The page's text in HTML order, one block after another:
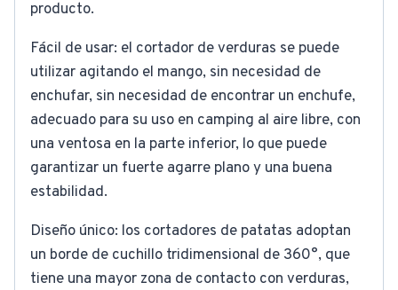
producto.
Fácil de usar: el cortador de verduras se puede
utilizar agitando el mango, sin necesidad de
enchufar, sin necesidad de encontrar un enchufe,
adecuado para su uso en camping al aire libre, con
una ventosa en la parte inferior, lo que puede
garantizar un fuerte agarre plano y una buena
estabilidad.
Diseño único: los cortadores de patatas adoptan
un borde de cuchillo tridimensional de 360°, que
tiene una mayor zona de contacto con verduras,